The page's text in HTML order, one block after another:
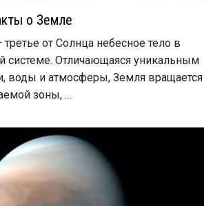
о Земле
от Солнца небесное тело в
системе. Отличающаяся уникальным
воды и атмосферы, Земля вращается
зоны, …